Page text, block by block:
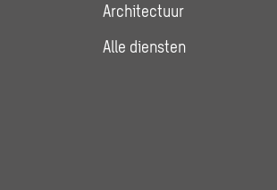
Architectuur
Alle diensten